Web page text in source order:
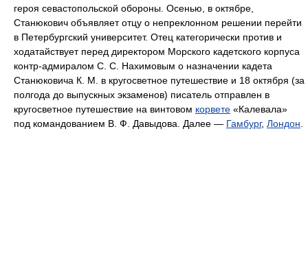
героя севастопольской обороны. Осенью, в октябре,
Станюкович объявляет отцу о непреклонном решении перейти
в Петербургский университет. Отец категорически против и
ходатайствует перед директором Морского кадетского корпуса
контр-адмиралом С. С. Нахимовым о назначении кадета
Станюковича К. М. в кругосветное путешествие и 18 октября (за
полгода до выпускных экзаменов) писатель отправлен в
кругосветное путешествие на винтовом корвете «Калевала»
под командованием В. Ф. Давыдова. Далее — Гамбург, Лондон.